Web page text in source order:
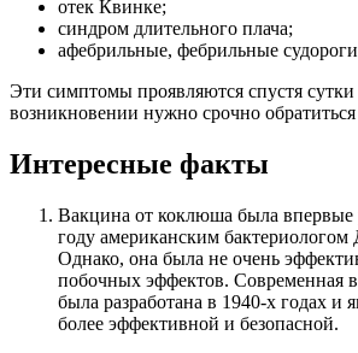
отек Квинке;
синдром длительного плача;
афебрильные, фебрильные
Эти симптомы проявляются спустя
возникновении нужно срочно обратиться
Интересные факты
Вакцина от коклюша была впервые
году американским
Однако, она была не очень
побочных эффектов. Современная
была разработана в 1940-х годах и
более эффективной и безопасной.